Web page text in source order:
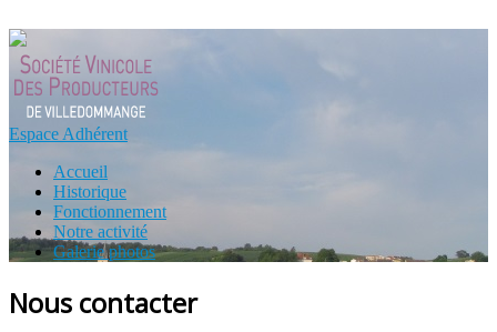
Espace Adhérent
Accueil
Historique
Fonctionnement
Notre activité
Galerie photos
Nous contacter